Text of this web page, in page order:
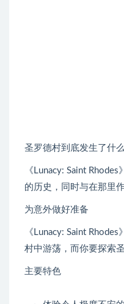
圣罗德村到底发生了什
《Lunacy: Saint
的历史，同时与在那里
为意外做好准备
《Lunacy: Saint
村中游荡，而你要探索
主要特色